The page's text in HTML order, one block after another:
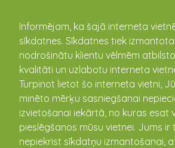
Informējam, ka šajā interneta
sīkdatnes. Sīkdatnes tiek
nodrošinātu klientu vēlmēm
kvalitāti un uzlabotu interneta
Turpinot lietot šo interneta vietni,
minēto mērķu sasniegšanai
izvietošanai iekārtā, no kuras esat
pieslēgšanos mūsu vietnei. Jums ir
nepiekrist sīkdatņu izmantošanai,
kandava.lv
PASĀKUMU
KALENDĀRS